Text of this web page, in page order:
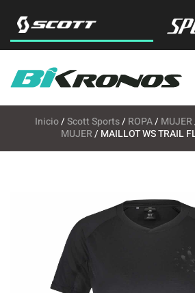
Inicio/Scott Sports/ ROPA/ MUJER
MUJER/ MAILLOT WS TRAIL